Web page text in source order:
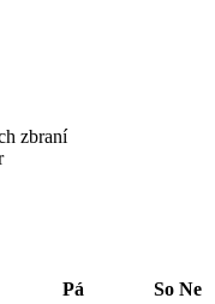
zbraní
Pá So Ne